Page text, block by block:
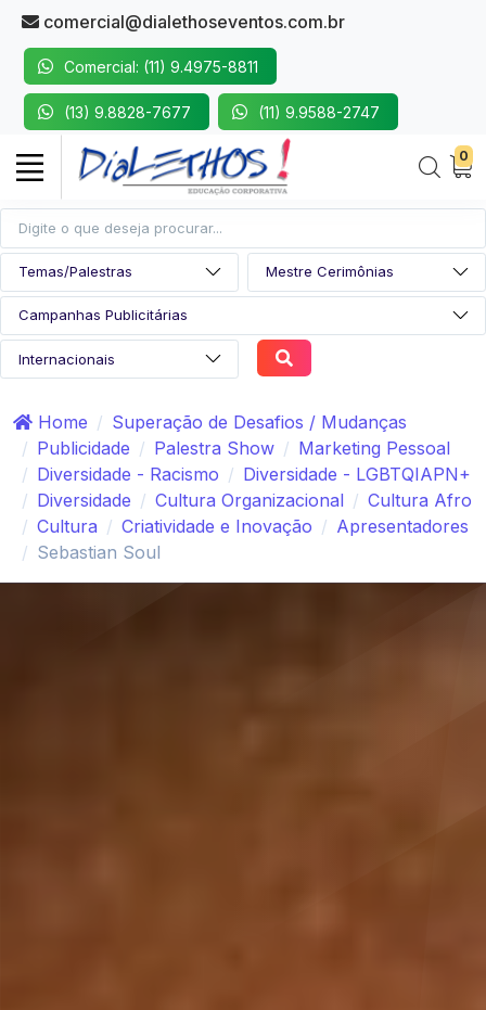
comercial@dialethoseventos.com.br
Comercial: (11) 9.4975-8811
(13) 9.8828-7677 (11) 9.9588-2747
0
Home
Superação de Desafios / Mudanças
Publicidade
Palestra Show
Marketing Pessoal
Diversidade - Racismo
Diversidade - LGBTQIAPN+
Diversidade
Cultura Organizacional
Cultura Afro
Cultura
Criatividade e Inovação
Apresentadores
Sebastian Soul